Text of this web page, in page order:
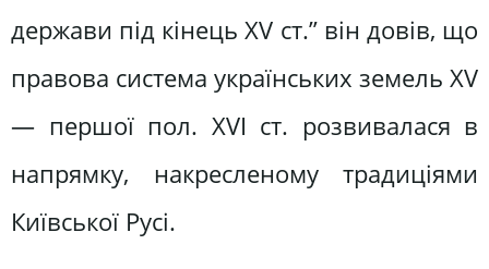
держави під кінець XV ст.” він довів, що
правова система українських земель XV
— першої пол. XVI ст. розвивалася в
напрямку, накресленому традиціями
Київської Русі.